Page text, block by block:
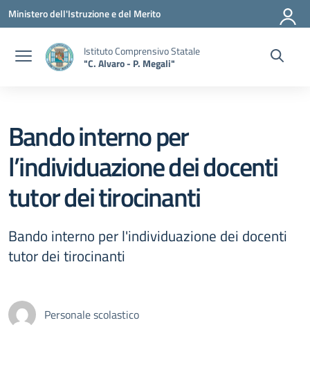
Vai ai contenuti
Vai al menu di navigazione
Vai al footer
Ministero dell'Istruzione e del Merito
Istituto Comprensivo Statale
"C. Alvaro - P. Megali"
Bando interno per
l’individuazione dei docenti
tutor dei tirocinanti
Bando interno per l'individuazione dei docenti
tutor dei tirocinanti
Personale scolastico